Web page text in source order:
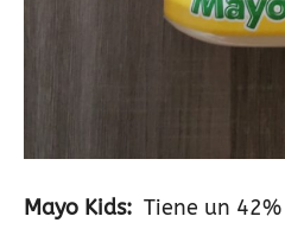
Mayo Kids: Tiene un